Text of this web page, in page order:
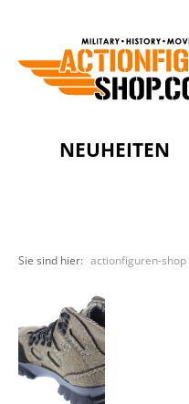
NEUHEITEN
Sie sind hier: actionfiguren-shop